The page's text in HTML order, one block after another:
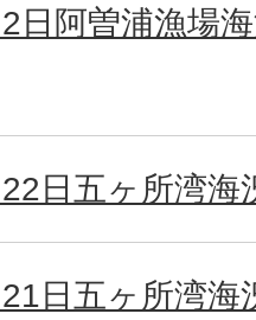
日阿曽浦漁場
日五ヶ所湾海
日五ヶ所湾海